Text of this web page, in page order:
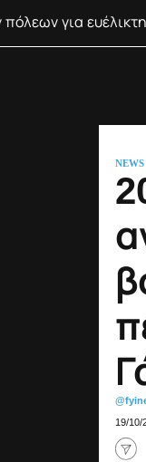
για
NEWS
19/10/